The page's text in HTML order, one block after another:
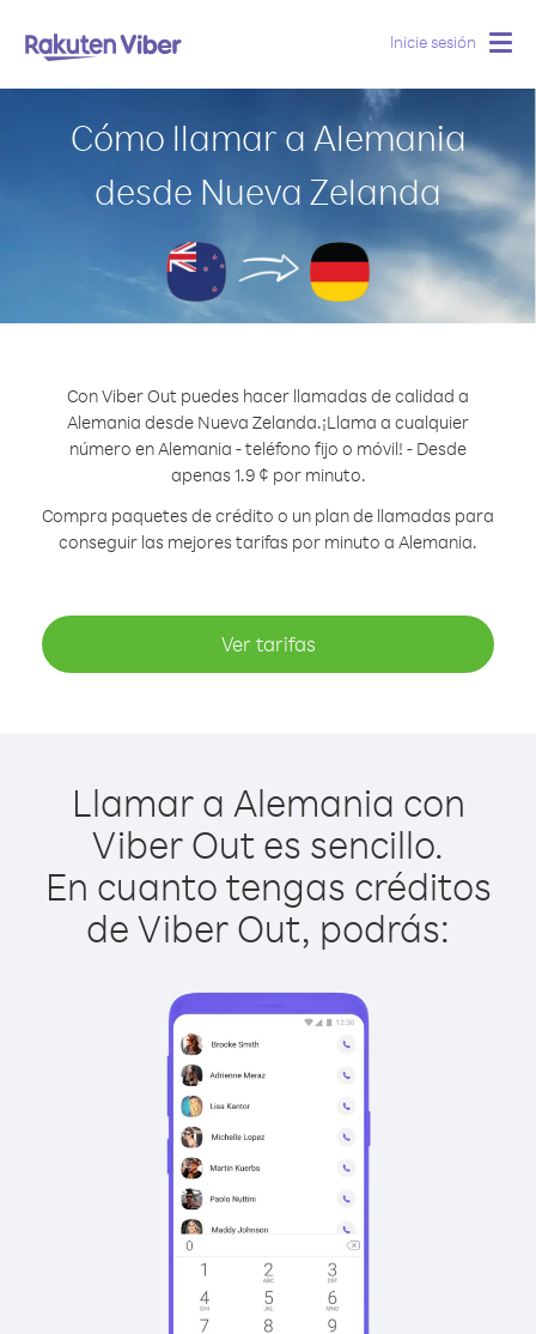
Inicie sesión
Cómo llamar a Alemania
desde Nueva Zelanda
Con Viber Out puedes hacer llamadas de calidad a
Alemania desde Nueva Zelanda.¡Llama a cualquier
número en Alemania - teléfono fijo o móvil! - Desde
apenas 1.9 ¢ por minuto.
Compra paquetes de crédito o un plan de llamadas para
conseguir las mejores tarifas por minuto a Alemania.
Ver tarifas
Llamar a Alemania con
Viber Out es sencillo.
En cuanto tengas créditos
de Viber Out, podrás: